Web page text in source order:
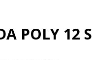
POLY 12